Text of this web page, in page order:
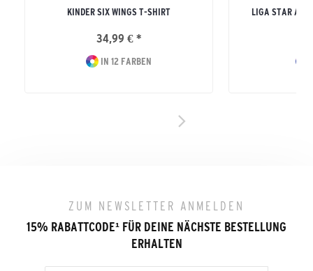
KINDER SIX WINGS T-SHIRT
34,99 € *
IN 12 FARBEN
LIGA STAR
ZUM NEWSLETTER ANMELDEN
15% RABATTCODE¹ FÜR DEINE NÄCHSTE BESTELLUNG
ERHALTEN